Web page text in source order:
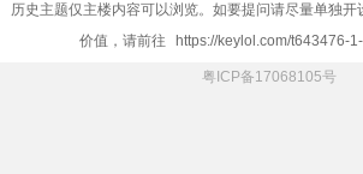
历史主题仅主楼内容可以浏览。如要提问请尽量单独
价值，请前往
https://keylol.com/t643476-
粤ICP备17068105号